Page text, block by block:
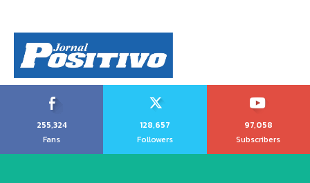
255,324
Fans
128,657
Followers
97,058
Subscribers